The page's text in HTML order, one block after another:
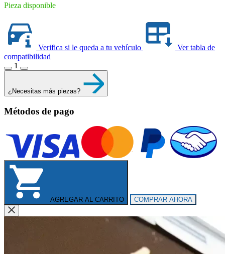
Pieza disponible
Verifica si le queda a tu vehículo
Ver tabla de
compatibilidad
1
¿Necesitas más piezas?
Métodos de pago
AGREGAR AL CARRITO COMPRAR AHORA